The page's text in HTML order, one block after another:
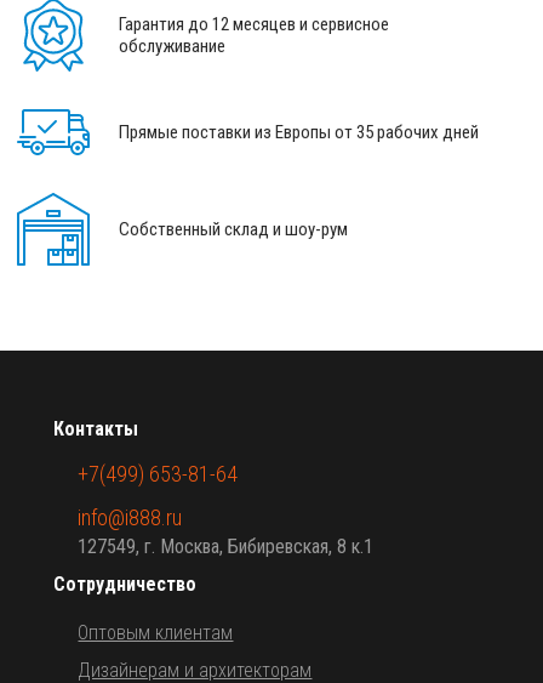
Гарантия до 12 месяцев и сервисное
обслуживание
Прямые поставки из Европы от 35 рабочих дней
Собственный склад и шоу-рум
Сотрудничество
Оптовым клиентам
Дизайнерам и архитекторам
Контакты
+7(499) 653-81-64
info@i888.ru
127549, г. Москва, Бибиревская, 8 к.1